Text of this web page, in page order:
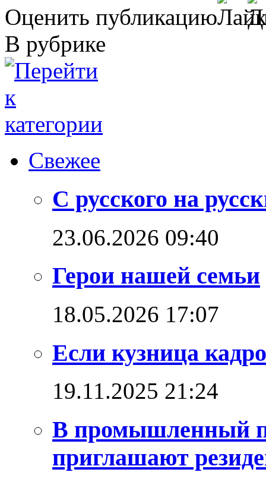
Оценить публикацию
В рубрике
Свежее
С русского на
23.06.2026 09:40
Герои нашей семьи
18.05.2026 17:07
Если кузница
19.11.2025 21:24
В промышленный
приглашают